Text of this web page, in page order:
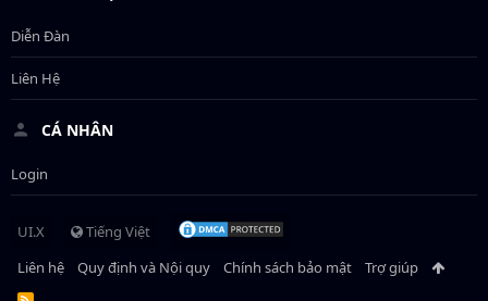
Diễn Đàn
Liên Hệ
CÁ NHÂN
Login
UI.X
Tiếng Việt
Liên hệ
Quy định và Nội quy Chính sách bảo mật Trợ giúp